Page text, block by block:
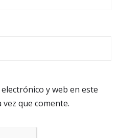
y web en este
que comente.